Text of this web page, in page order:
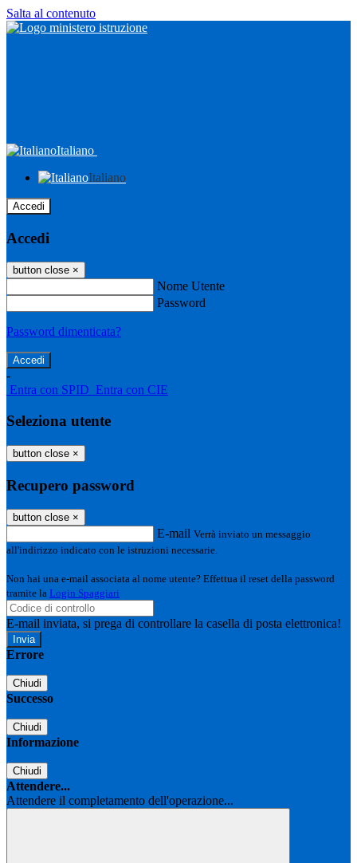
Salta al contenuto
Italiano
Italiano
Accedi
Accedi
button close ×
Nome Utente
Password
Password dimenticata?
-
Entra con SPID Entra con CIE
Seleziona utente
button close ×
Recupero password
button close ×
E-mail Verrà inviato un messaggio
all'indirizzo indicato con le istruzioni necessarie.
Non hai una e-mail associata al nome utente? Effettua il reset della password
tramite la Login Spaggiari
E-mail inviata, si prega di controllare la casella di posta elettronica!
Errore
Chiudi
Successo
Chiudi
Informazione
Chiudi
Attendere...
Attendere il completamento dell'operazione...